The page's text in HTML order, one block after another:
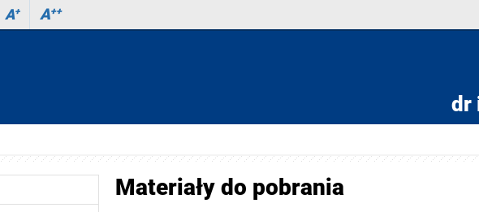
A+ A++
dr
Materiały do pobrania